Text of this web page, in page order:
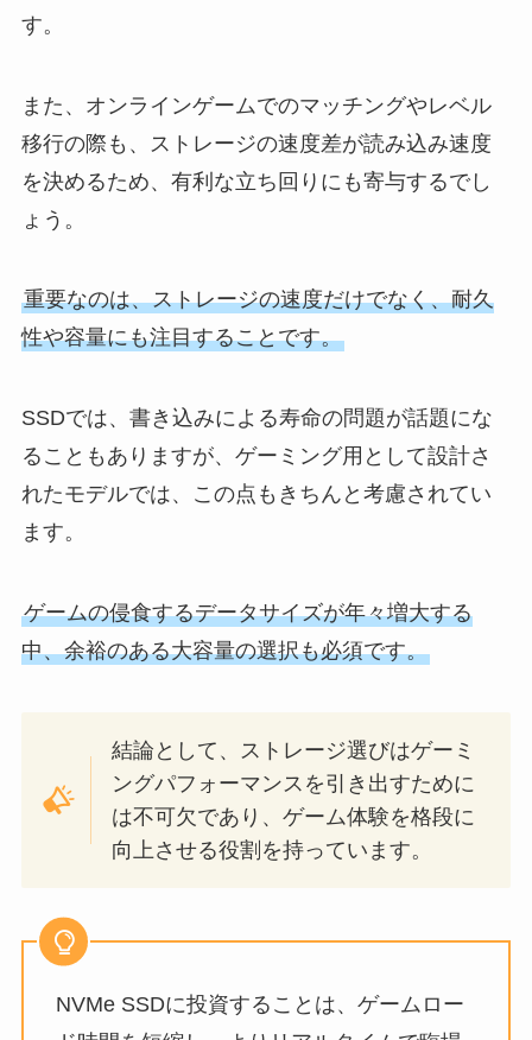
す。
また、オンラインゲームでのマッチングやレベル
移行の際も、ストレージの速度差が読み込み速度
を決めるため、有利な立ち回りにも寄与するでし
ょう。
重要なのは、ストレージの速度だけでなく、耐久
性や容量にも注目することです。
SSDでは、書き込みによる寿命の問題が話題にな
ることもありますが、ゲーミング用として設計さ
れたモデルでは、この点もきちんと考慮されてい
ます。
ゲームの侵食するデータサイズが年々増大する
中、余裕のある大容量の選択も必須です。
結論として、ストレージ選びはゲーミ
ングパフォーマンスを引き出すために
は不可欠であり、ゲーム体験を格段に
向上させる役割を持っています。
NVMe SSDに投資することは、ゲームロー